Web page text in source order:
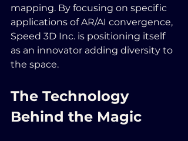
mapping. By focusing on specific
applications of AR/AI convergence,
Speed 3D Inc. is positioning itself
as an innovator adding diversity to
the space.
The Technology
Behind the Magic